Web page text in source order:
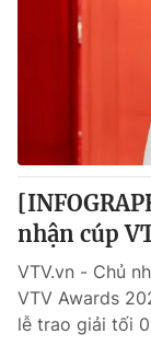
Giấy phép hoạt
cấp ngày 29/12/
Tổng Biên tập:Vũ
Phó Tổng Biên
Nguyễn Trọng Ninh
Tổng đài VTV:
Ðiện thoại Thời
Email:
nhận cúp
VTV.vn - Chủ
VTV Awards
lễ trao giải tối